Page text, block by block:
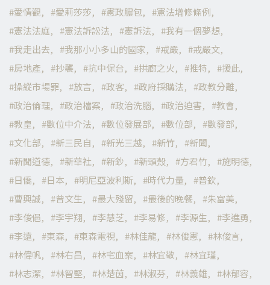
愛情觀
愛莉莎莎 憲政膿包
憲法增修條例
憲法法庭
憲法訴訟法 憲訴法
我有一個夢想
我走出去
我那小小多山的國家 戒嚴
戒嚴文
房地產
抄襲 抗中保台 拱廊之火 推特
援此
操縱市場罪
放言 政客 政府採購法
政教分離
政治倫理
政治檔案 政治洗腦 政治迫害
教會
教皇
數位中介法 數位發展部 數位部
數發部
文化部
新三民自 新光三越 新竹
新聞
新聞道德
新華社 新鈔 新頭殼 方君竹
施明德
日僑
日本 明尼亞波利斯 時代力量
普欽
曹興誠
曾文生 最大殘留 最後的晚餐
朱富美
李俊俋
李宇翔 李慧芝 李易修 李源生
李進勇
李遠
東森 東森電視 林佳龍 林俊憲
林俊言
林偉帆
林右昌 林宅血案 林宜敬
林宜瑾
林志潔
林智堅 林楚茵 林淑芬 林義雄
林郁容